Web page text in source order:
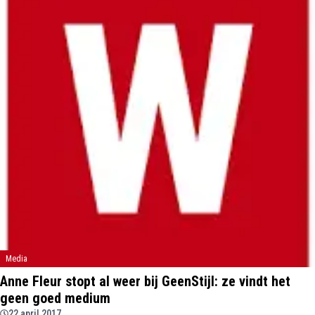
Media
Anne Fleur stopt al weer bij GeenStijl: ze vindt het
geen goed medium